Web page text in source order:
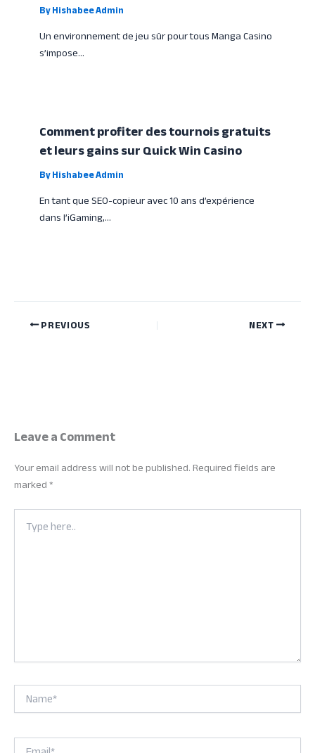
ByHishabee Admin
Un environnement de jeu sûr pour tous Manga Casino
s’impose…
Comment profiter des tournois gratuits
et leurs gains sur Quick Win Casino
ByHishabee Admin
En tant que SEO-copieur avec 10 ans d’expérience
dans l’iGaming,…
PREVIOUS NEXT
Leave a Comment
Your email address will not be published.Required fields are
marked*
Type
here..
Name*
Email*